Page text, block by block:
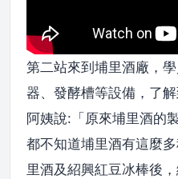
第二站來到埔里酒廠，
器、發酵槽等設備，了
阿姨說:「原來埔里酒的
都不知道埔里酒有這麼
里酒及紹興紅豆冰棒後